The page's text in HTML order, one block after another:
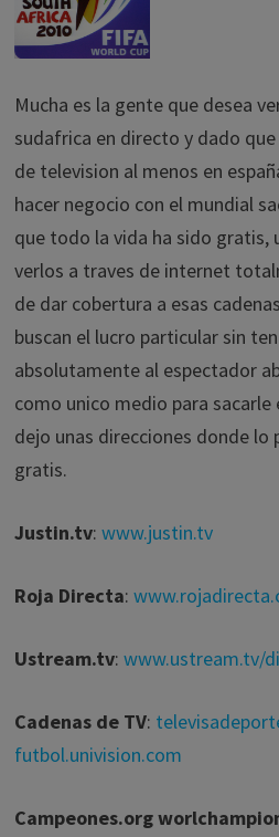
Mucha es la gente que desea
sudafrica en directo y dado
de television al menos en
hacer negocio con el mundial
que todo la vida ha sido gratis,
verlos a traves de internet
de dar cobertura a esas
buscan el lucro particular sin
absolutamente al espectador
como unico medio para
dejo unas direcciones donde
gratis.
Justin.tv: www.justin.tv
Roja Directa:
Ustream.tv: www.ustream.tv/
Cadenas de TV:
futbol.univision.com
Campeones.org